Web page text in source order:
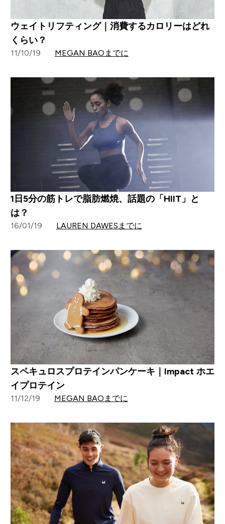
ウェイトリフティング｜消費するカロリーはどれ
くらい？
11/10/19 MEGAN BAOまでに
1日5分の筋トレで脂肪燃焼、話題の「HIIT」と
は？
16/01/19 LAUREN DAWESまでに
スペキュロスプロテインパンケーキ｜Impact ホエ
イプロテイン
11/12/19 MEGAN BAOまでに